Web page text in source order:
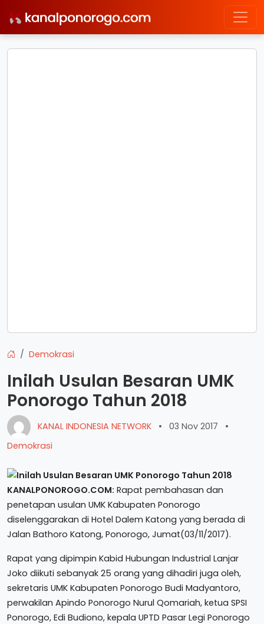
Demokrasi
Inilah Usulan Besaran UMK
Ponorogo Tahun 2018
KANAL INDONESIA NETWORK • 03 Nov 2017
•
Demokrasi
KANALPONOROGO.COM: Rapat pembahasan dan
penetapan usulan UMK Kabupaten Ponorogo
diselenggarakan di Hotel Dalem Katong yang berada di
Jalan Bathoro Katong, Ponorogo, Jumat(03/11/2017).
Rapat yang dipimpin Kabid Hubungan Industrial Lanjar
Joko diikuti sebanyak 25 orang yang dihadiri juga oleh,
sekretaris UMK Kabupaten Ponorogo Budi Madyantoro,
perwakilan Apindo Ponorogo Nurul Qomariah, ketua SPSI
Ponorogo, Edi Budiono, kepala UPTD Pasar Legi Ponorogo